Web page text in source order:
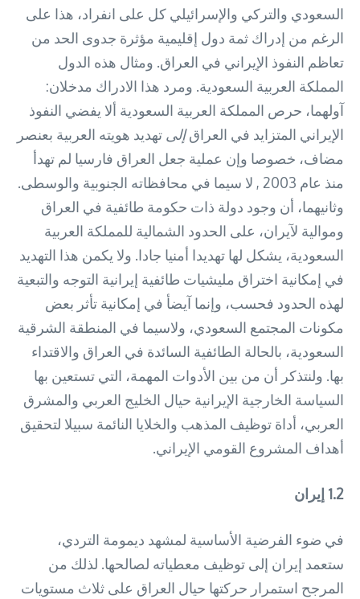
السعودي والتركي والإسرائيلي كل على انفراد، هذا على
الرغم من إدراك ثمة دول إقليمية مؤثرة جدوى الحد من
تعاظم النفوذ الإيراني في العراق. ومثال هذه الدول
المملكة العربية السعودية. ومرد هذا الادراك مدخلان:
آولهما، حرص المملكة العربية السعودية ألا يفضي النفوذ
الإيراني المتزايد في العراقإلى تهديد هويته العربية بعنصر
مضاف، خصوصا وإن عملية جعل العراق فارسيا لم تهدأ
منذ عام 2003 , لا سيما في محافظاته الجنوبية والوسطى.
وثانيهما، أن وجود دولة ذات حكومة طائفية في العراق
وموالية لآيران، على الحدود الشمالية للمملكة العربية
السعودية، يشكل لها تهديدا أمنيا جادا. ولا يكمن هذا التهديد
في إمكانية اختراق مليشيات طائفية إيرانية التوجه والتبعية
لهذه الحدود فحسب، وإنما آيضأ في إمكانية تأثر بعض
مكونات المجتمع السعودي، ولاسيما في المنطقة الشرقية
السعودية، بالحالة الطائفية السائدة في العراق والاقتداء
بها. ولنتذكر أن من بين الأدوات المهمة، التي تستعين بها
السياسة الخارجية الإيرانية حيال الخليج العربي والمشرق
العربي، أداة توظيف المذهب والخلايا النائمة سبيلا لتحقيق
أهداف المشروع القومي الإيراني.
1.2 إيران
في ضوء الفرضية الأساسية لمشهد ديمومة التردي،
ستعمد إيران إلى توظيف معطياته لصالحها. لذلك من
المرجح استمرار حركتها حيال العراق على ثلاث مستويات